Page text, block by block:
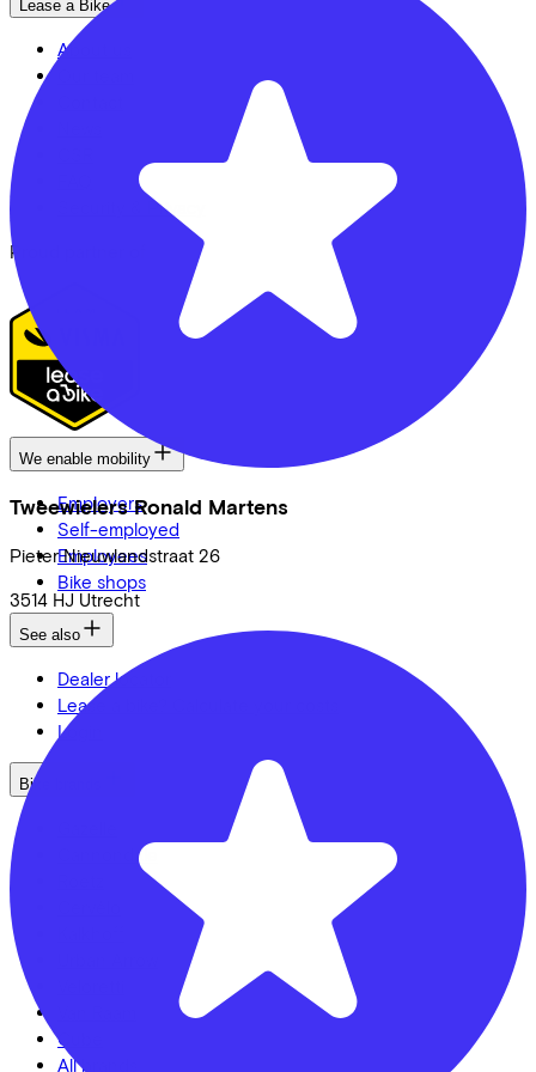
Tweewielers Ronald Martens
Pieter Nieuwlandstraat 26
3514 HJ Utrecht
Lease a Bike
About us
Security & Privacy
Proud partner of
We enable mobility
Employers
Self-employed
Employees
Bike shops
See also
Dealer locator
Lease a bike? Calculate your costs
Login
Bike brands
Cannondale
Cube
All brands